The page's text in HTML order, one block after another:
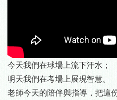
今天我們在球場上流下汗水；
明天我們在考場上展現智慧。
老師今天的陪伴與指導，把這